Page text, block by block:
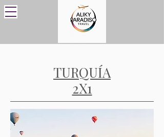
TURQUÍA
2X1